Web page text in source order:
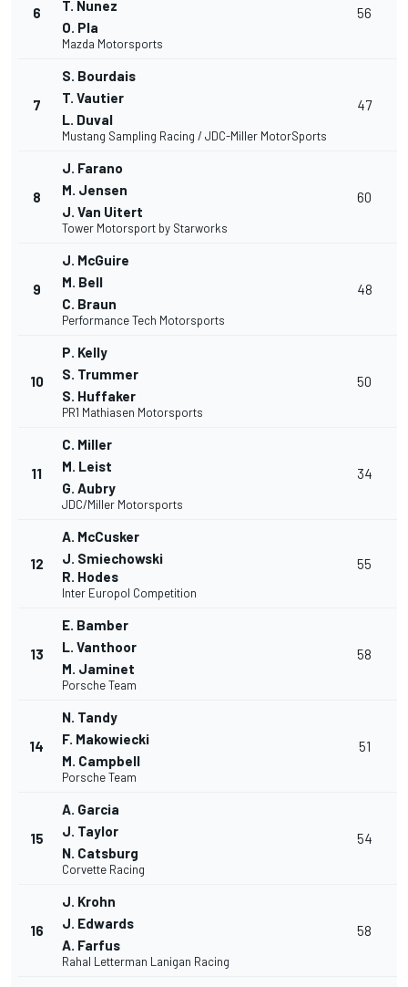
6
T. Nunez
O. Pla
Mazda Motorsports
56
7
S. Bourdais
T. Vautier
L. Duval
Mustang Sampling Racing / JDC-Miller MotorSports
47
8
J. Farano
M. Jensen
J. Van Uitert
Tower Motorsport by Starworks
60
9
J. McGuire
M. Bell
C. Braun
Performance Tech Motorsports
48
10
P. Kelly
S. Trummer
S. Huffaker
PR1 Mathiasen Motorsports
50
11
C. Miller
M. Leist
G. Aubry
JDC/Miller Motorsports
34
12
A. McCusker
J. Smiechowski
R. Hodes
Inter Europol Competition
55
13
E. Bamber
L. Vanthoor
M. Jaminet
Porsche Team
58
14
N. Tandy
F. Makowiecki
M. Campbell
Porsche Team
51
15
A. Garcia
J. Taylor
N. Catsburg
Corvette Racing
54
16
J. Krohn
J. Edwards
A. Farfus
Rahal Letterman Lanigan Racing
58